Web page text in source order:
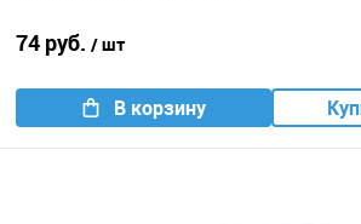
74 руб. / шт
В корзину